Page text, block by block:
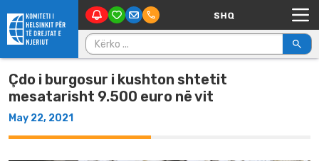
Skip to content Main Navigation
Kërko për:
Çdo i burgosur i kushton shtetit
mesatarisht 9.500 euro në vit
May 22, 2021